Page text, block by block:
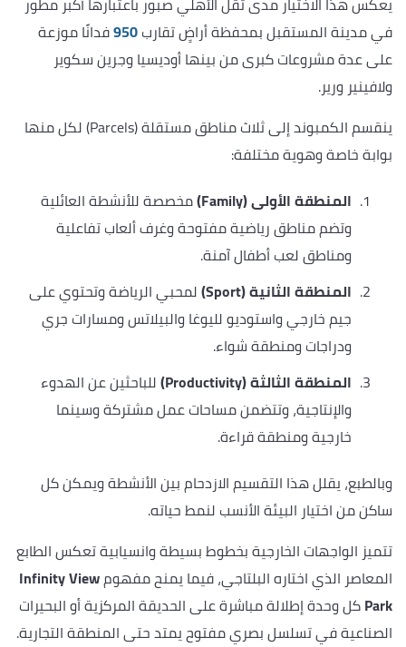
في مدينة المستقبل بمحفظة أراضٍ تقارب950فدانًا موزعة
على عدة مشروعات كبرى من بينها أوديسيا وجرين سكوير
ولافينير ورير.
ينقسم الكمبوند إلى ثلاث مناطق مستقلة (Parcels) لكل منها
بوابة خاصة وهوية مختلفة:
المنطقة الأولى (Family)
مخصصة للأنشطة العائلية
وتضم مناطق رياضية مفتوحة وغرف ألعاب تفاعلية
ومناطق لعب أطفال آمنة.
المنطقة الثانية (Sport)
لمحبي الرياضة وتحتوي على
جيم خارجي واستوديو لليوغا والبيلاتس ومسارات جري
ودراجات ومنطقة شواء.
المنطقة الثالثة (Productivity)
للباحثين عن الهدوء
والإنتاجية، وتتضمن مساحات عمل مشتركة وسينما
خارجية ومنطقة قراءة.
وبالطبع، يقلل هذا التقسيم الازدحام بين الأنشطة ويمكن كل
ساكن من اختيار البيئة الأنسب لنمط حياته.
تتميز الواجهات الخارجية بخطوط بسيطة وانسيابية تعكس الطابع
المعاصر الذي اختاره البلتاجي، فيما يمنح مفهومInfinity View
Parkكل وحدة إطلالة مباشرة على الحديقة المركزية أو البحيرات
الصناعية في تسلسل بصري مفتوح يمتد حتى المنطقة التجارية.